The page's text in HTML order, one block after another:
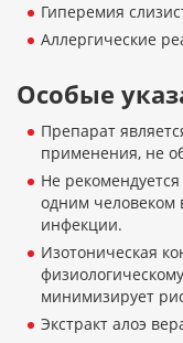
Гиперемия
Аллергические
Особые
Препарат
применения, не
Не
одним человеком
инфекции.
Изотоническая
минимизирует
Экстракт алоэ